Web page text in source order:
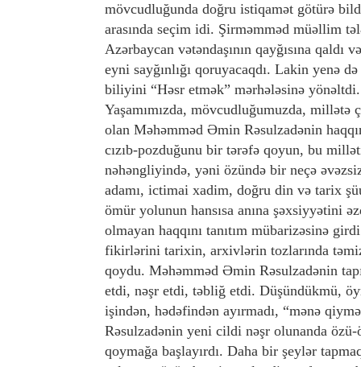
mövcudluğunda doğru istiqamət götürə
arasında seçim idi. Şirməmməd müəllim
Azərbaycan vətəndaşının qayğısına
eyni sayğınlığı qoruyacaqdı. Lakin yenə
biliyini “Həsr etmək” mərhələsinə
Yaşamımızda, mövcudluğumuzda,
olan Məhəmməd Əmin Rəsulzadənin
cızıb-pozduğunu bir tərəfə qoyun, bu
nəhəngliyində, yəni özündə bir neçə
adamı, ictimai xadim, doğru din və tarix
ömür yolunun hansısa anına şəxsiyyətini
olmayan haqqını tanıtım mübarizəsinə
fikirlərini tarixin, arxivlərin tozlarında
qoydu. Məhəmməd Əmin Rəsulzadənin
etdi, nəşr etdi, təbliğ etdi. Düşündükmü,
işindən, hədəfindən ayırmadı, “mənə
Rəsulzadənin yeni cildi nəşr olunanda
qoymağa başlayırdı. Daha bir şeylər